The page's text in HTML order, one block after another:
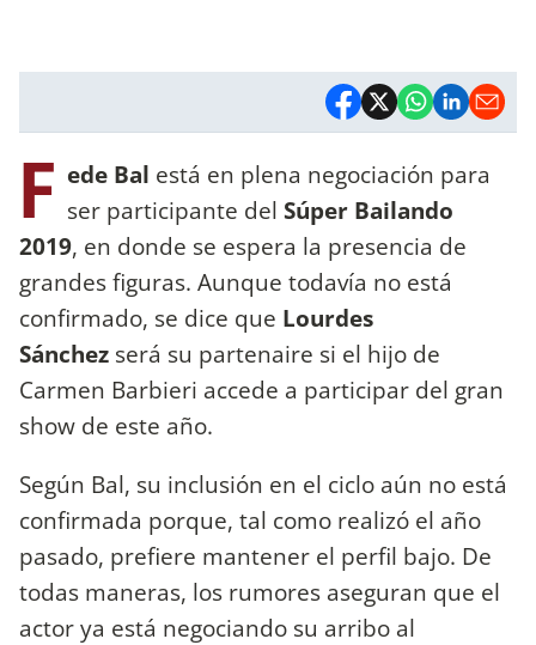
F ede Bal está en plena negociación para
ser participante del Súper Bailando
2019, en donde se espera la presencia de
grandes figuras. Aunque todavía no está
confirmado, se dice que Lourdes
Sánchez será su partenaire si el hijo de
Carmen Barbieri accede a participar del gran
show de este año.
Según Bal, su inclusión en el ciclo aún no está
confirmada porque, tal como realizó el año
pasado, prefiere mantener el perfil bajo. De
todas maneras, los rumores aseguran que el
actor ya está negociando su arribo al